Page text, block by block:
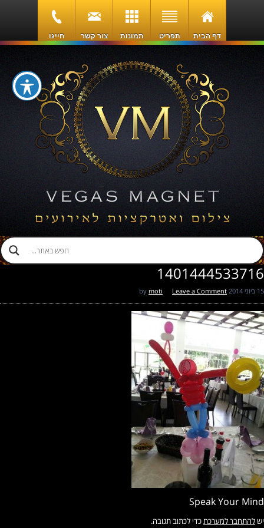
דף הבית תפריט תמונות צור קשר חייגו
1401444533716
15 ביוני 2014 moti Leave a Comment
Speak Your Mind
ישלהתחבר למערכתכדי לכתוב תגובה.